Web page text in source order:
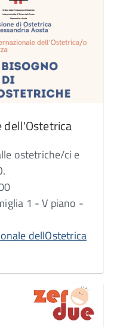
dell'Ostetrica
ostetriche/ci e
1 - V piano -
dellOstetrica